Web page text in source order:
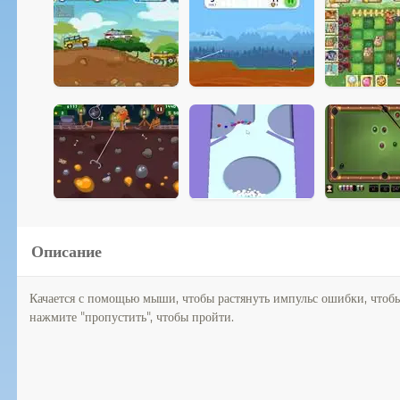
Описание
Качается с помощью мыши, чтобы растянуть импульс ошибки,
нажмите "пропустить", чтобы пройти.